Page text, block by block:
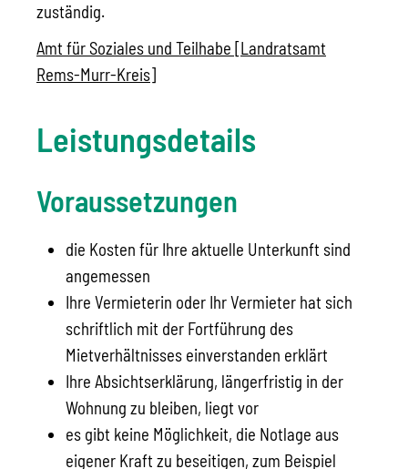
zuständig.
Amt für Soziales und Teilhabe [Landratsamt
Rems-Murr-Kreis]
Leistungsdetails
Voraussetzungen
die Kosten für Ihre aktuelle Unterkunft sind
angemessen
Ihre Vermieterin oder Ihr Vermieter hat sich
schriftlich mit der Fortführung des
Mietverhältnisses einverstanden erklärt
Ihre Absichtserklärung, längerfristig in der
Wohnung zu bleiben, liegt vor
es gibt keine Möglichkeit, die Notlage aus
eigener Kraft zu beseitigen, zum Beispiel